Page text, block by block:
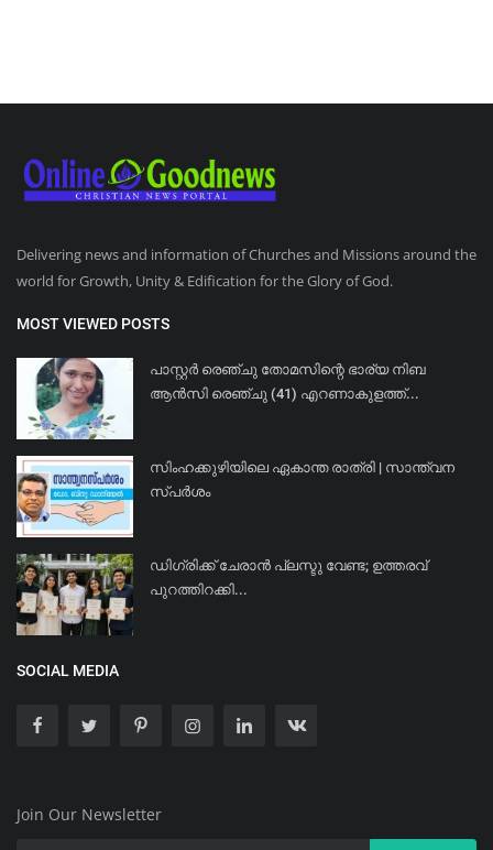
Delivering news and information of Churches and Missions around the
world for Growth, Unity & Edification for the Glory of God.
MOST VIEWED POSTS
പാസ്റ്റർ രെഞ്ചു തോമസിന്റെ ഭാര്യ നിബ
ആൻസി രെഞ്ചു (41) എറണാകുളത്ത്...
സിംഹക്കുഴിയിലെ ഏകാന്ത രാത്രി | സാന്ത്വന
സ്പർശം
ഡിഗ്രിക്ക് ചേരാന്‍ പ്ലസ്ടു വേണ്ട; ഉത്തരവ്
പുറത്തിറക്കി...
SOCIAL MEDIA
Join Our Newsletter